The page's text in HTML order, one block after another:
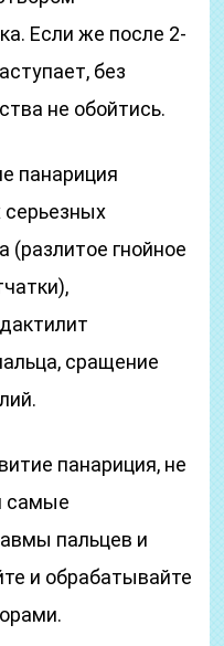
Если же после 2-
без
не обойтись.
панариция
серьезных
(разлитое гнойное
сращение
панариция, не
самые
пальцев и
и обрабатывайте